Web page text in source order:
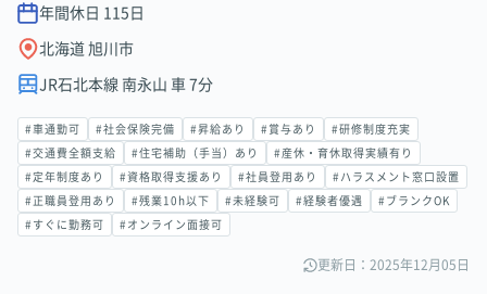
年間休日 115 日
北海道 旭川市
JR石北本線 南永山 車 7分
#車通勤可 #社会保険完備 #昇給あり #賞与あり #研修制度充実
#交通費全額支給 #住宅補助（手当）あり #産休・育休取得実績有り
#定年制度あり #資格取得支援あり #社員登用あり #ハラスメント窓口設置
#正職員登用あり #残業10h以下 #未経験可 #経験者優遇 #ブランクOK
#すぐに勤務可 #オンライン面接可
更新日：2025年12月05日